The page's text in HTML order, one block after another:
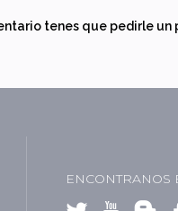
tenes que pedirle
ENCONTRANOS